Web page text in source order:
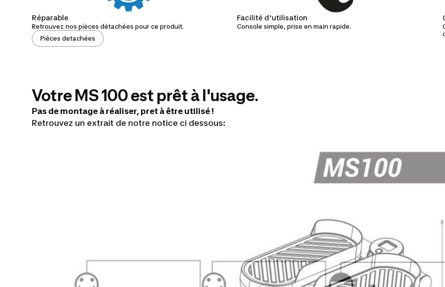
Réparable
Retrouvez nos pièces détachées pour ce produit.
Pièces detachées
Facilité d'utilisation
Console simple, prise en main rapide.
Votre MS 100 est prêt à l'usage.
Pas de montage à réaliser, pret à être utilisé !
Retrouvez un extrait de notre notice ci dessous: